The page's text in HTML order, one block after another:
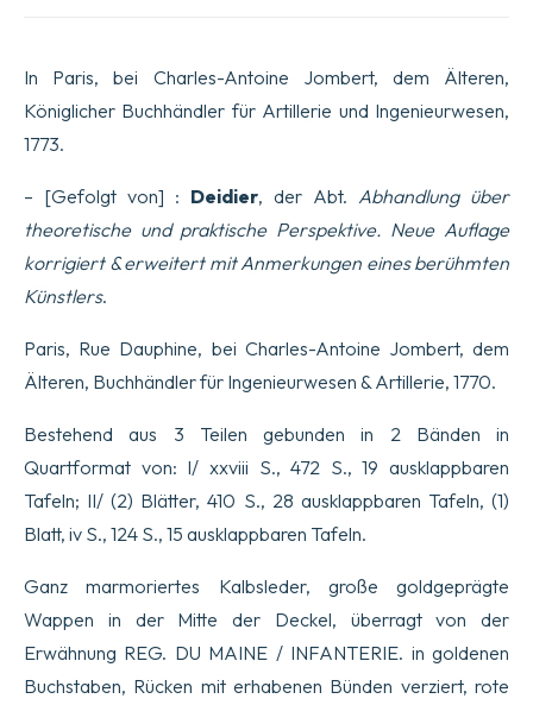
ne9cessaires
e0
l2artillerie
et
ge9nie.
Nouvelle
e9dition,
Dirige9e,
rectifie9e,
pre9sente9e
plus
dfordre
&
go5ft
;
&,
plusieurs
articles,
perfectionne9e,
par
l2Auteur
de
la
In Paris, bei Charles-Antoine Jombert, dem Älteren,
Königlicher Buchhändler für Artillerie und Ingenieurwesen,
1773.
– [Gefolgt von] : Deidier, der Abt. Abhandlung über
theoretische und praktische Perspektive. Neue Auflage
korrigiert & erweitert mit Anmerkungen eines berühmten
Künstlers.
Paris, Rue Dauphine, bei Charles-Antoine Jombert, dem
Älteren, Buchhändler für Ingenieurwesen & Artillerie, 1770.
Bestehend aus 3 Teilen gebunden in 2 Bänden in
Quartformat von: I/ xxviii S., 472 S., 19 ausklappbaren
Tafeln; II/ (2) Blätter, 410 S., 28 ausklappbaren Tafeln, (1)
Blatt, iv S., 124 S., 15 ausklappbaren Tafeln.
Ganz marmoriertes Kalbsleder, große goldgeprägte
Wappen in der Mitte der Deckel, überragt von der
Erwähnung REG. DU MAINE / INFANTERIE. in goldenen
Buchstaben, Rücken mit erhabenen Bünden verziert, rote